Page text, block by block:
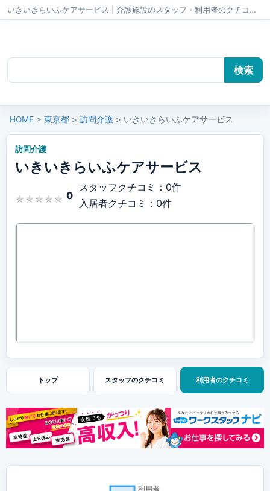
いきいきらいふケアサービス | 介護施設のスタッフ・利用者のクチコミ かいごちゃんねる
HOME > 東京都 > 訪問介護 > いきいきらいふケアサービス
訪問介護
いきいきらいふケアサービス
★ ★ ★ ★ ★
★ ★ ★ ★ ★ 0
スタッフクチコミ：0件
入居者クチコミ：0件
トップ スタッフのクチコミ 利用者のクチコミ